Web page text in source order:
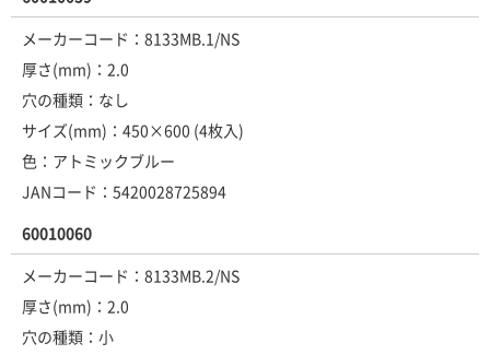
メーカーコード：8133MB.1/NS
厚さ(mm)：2.0
穴の種類：なし
サイズ(mm)：450×600 (4枚入)
色：アトミックブルー
JANコード：5420028725894
60010060
メーカーコード：8133MB.2/NS
厚さ(mm)：2.0
穴の種類：小